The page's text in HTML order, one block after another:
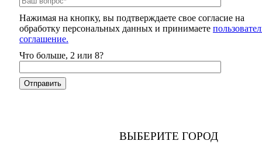
Нажимая на кнопку, вы подтверждаете свое согласие на
обработку персональных данных и принимаете
соглашение.
Что больше, 2 или 8?
ВЫБЕРИТЕ ГОРОД